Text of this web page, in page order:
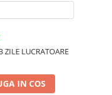
ZILE LUCRATOARE
IN COS